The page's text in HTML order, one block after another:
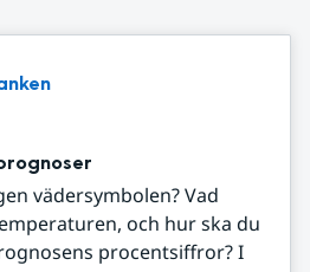
vädersymbolen? Vad
och hur ska du
procentsiffror? I